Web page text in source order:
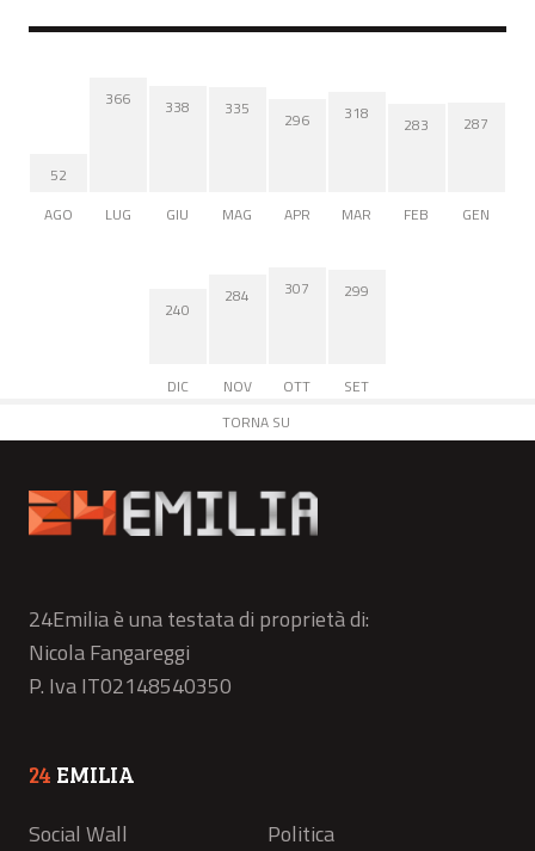
52
AGO
366
LUG
338
GIU
335
MAG
296
APR
318
MAR
283
FEB
287
GEN
240
DIC
284
NOV
307
OTT
299
SET
TORNA SU
24Emilia è una testata di proprietà di:
Nicola Fangareggi
P. Iva IT02148540350
24 EMILIA
Social Wall
Politica